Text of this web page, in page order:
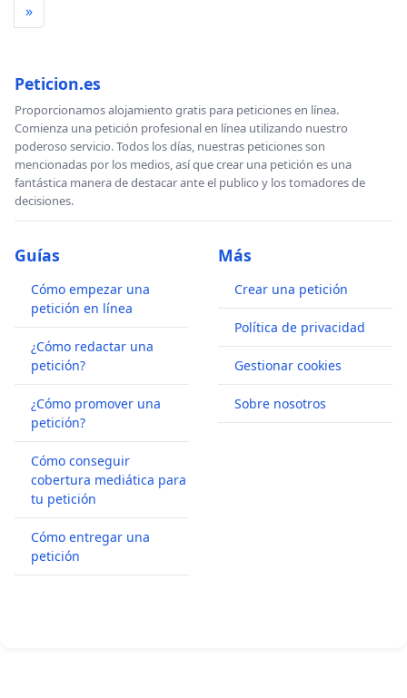
»
Peticion.es
Proporcionamos alojamiento gratis para peticiones en línea.
Comienza una petición profesional en línea utilizando nuestro
poderoso servicio. Todos los días, nuestras peticiones son
mencionadas por los medios, así que crear una petición es una
fantástica manera de destacar ante el publico y los tomadores de
decisiones.
Guías
Cómo empezar una
petición en línea
¿Cómo redactar una
petición?
¿Cómo promover una
petición?
Cómo conseguir
cobertura mediática para
tu petición
Cómo entregar una
petición
Más
Crear una petición
Política de privacidad
Gestionar cookies
Sobre nosotros